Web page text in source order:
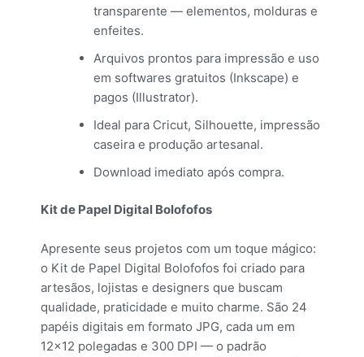
transparente — elementos, molduras e
enfeites.
Arquivos prontos para impressão e uso
em softwares gratuitos (Inkscape) e
pagos (Illustrator).
Ideal para Cricut, Silhouette, impressão
caseira e produção artesanal.
Download imediato após compra.
Kit de Papel Digital Bolofofos
Apresente seus projetos com um toque mágico:
o Kit de Papel Digital Bolofofos foi criado para
artesãos, lojistas e designers que buscam
qualidade, praticidade e muito charme. São 24
papéis digitais em formato JPG, cada um em
12×12 polegadas e 300 DPI — o padrão